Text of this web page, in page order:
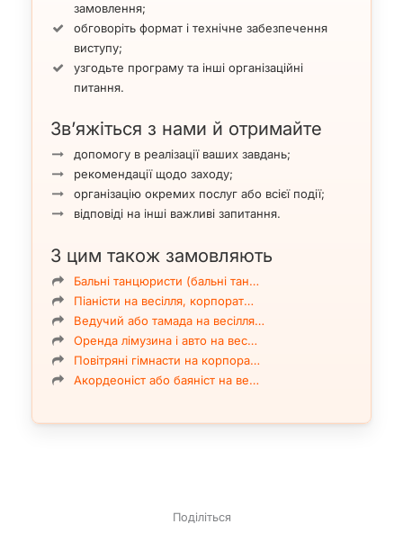
замовлення;
обговоріть формат і технічне забезпечення
виступу;
узгодьте програму та інші організаційні
питання.
Зв’яжіться з нами й отримайте
допомогу в реалізації ваших завдань;
рекомендації щодо заходу;
організацію окремих послуг або всієї події;
відповіді на інші важливі запитання.
З цим також замовляють
Бальні танцюристи (бальні тан…
Піаністи на весілля, корпорат…
Ведучий або тамада на весілля…
Оренда лімузина і авто на вес…
Повітряні гімнасти на корпора…
Акордеоніст або баяніст на ве…
Поділіться